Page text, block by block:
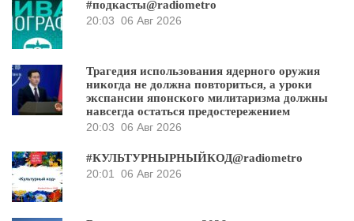
#подкасты@radiometro
20:03 06 Авг 2026
Трагедия использования ядерного оружия
никогда не должна повториться, а уроки
экспансии японского милитаризма должны
навсегда остаться предостережением
20:03 06 Авг 2026
#КУЛЬТУРНЫРНЫЙКОД@radiometro
20:01
06 Авг 2026